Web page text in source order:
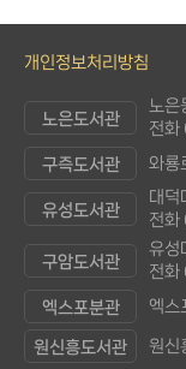
개인정보처리방침
노은도서관
노
전
구즉도서관
와룡
유성도서관
대
전
구암도서관
유성
전
엑스포분관
엑
원신흥도서관 원신